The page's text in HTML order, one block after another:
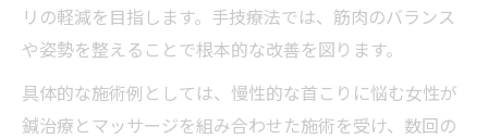
リの軽減を目指します。手技療法では、筋肉のバランス
や姿勢を整えることで根本的な改善を図ります。
具体的な施術例としては、慢性的な首こりに悩む女性が
鍼治療とマッサージを組み合わせた施術を受け、数回の